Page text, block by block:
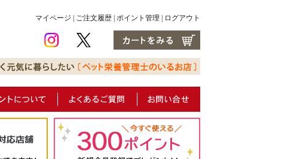
マイページ ご注文履歴 ポイント管理 ログアウト